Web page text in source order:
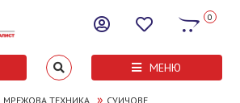
0
МЕНЮ
МРЕЖОВА ТЕХНИКА » СУИЧОВЕ